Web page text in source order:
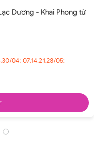
Dương - Khai Phong từ
04; 07.14.21.28/05;